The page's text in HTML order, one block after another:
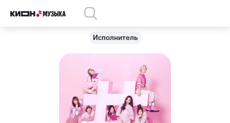
Исполнитель